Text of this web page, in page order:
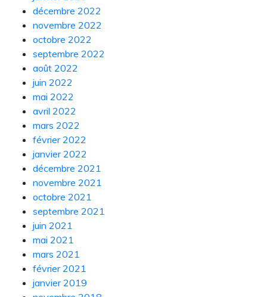
décembre 2022
novembre 2022
octobre 2022
septembre 2022
août 2022
juin 2022
mai 2022
avril 2022
mars 2022
février 2022
janvier 2022
décembre 2021
novembre 2021
octobre 2021
septembre 2021
juin 2021
mai 2021
mars 2021
février 2021
janvier 2019